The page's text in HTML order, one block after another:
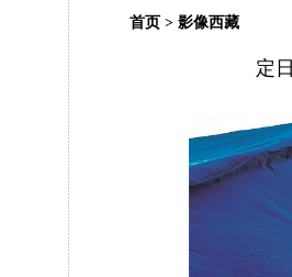
首页 > 影像西藏
定